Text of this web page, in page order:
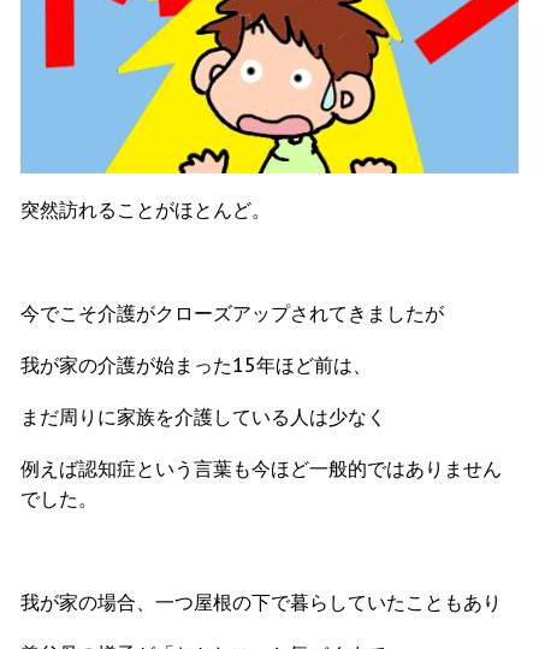
突然訪れることがほとんど。
今でこそ介護がクローズアップされてきましたが
我が家の介護が始まった15年ほど前は、
まだ周りに家族を介護している人は少なく
例えば認知症という言葉も今ほど一般的ではありません
でした。
我が家の場合、一つ屋根の下で暮らしていたこともあり